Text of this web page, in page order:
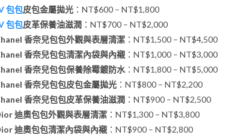
包包皮包金屬拋光 ：NT$600 – NT$1,800
包包皮革保養油滋潤 ：NT$700 – NT$2,000
香奈兒包包外觀與表層清潔 ：NT$1,500 – NT$4,500
香奈兒包包清潔內袋與內襯 ：NT$1,000 – NT$3,000
香奈兒包包保養除霉鍍防水 ：NT$1,800 – NT$5,000
香奈兒包包皮包金屬拋光 ：NT$800 – NT$2,200
香奈兒包包皮革保養油滋潤 ：NT$900 – NT$2,500
迪奧包包外觀與表層清潔 ：NT$1,300 – NT$3,800
迪奧包包清潔內袋與內襯 ：NT$900 – NT$2,800